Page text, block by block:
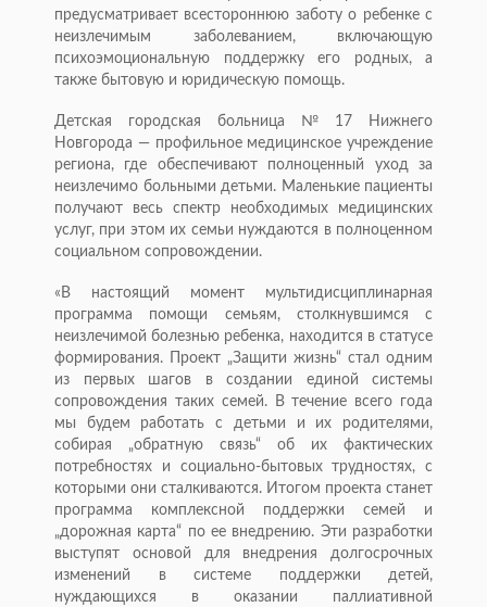
предусматривает всестороннюю заботу о ребенке с
неизлечимым заболеванием, включающую
психоэмоциональную поддержку его родных, а
также бытовую и юридическую помощь.
Детская городская больница № 17 Нижнего
Новгорода — профильное медицинское учреждение
региона, где обеспечивают полноценный уход за
неизлечимо больными детьми. Маленькие пациенты
получают весь спектр необходимых медицинских
услуг, при этом их семьи нуждаются в полноценном
социальном сопровождении.
«В настоящий момент мультидисциплинарная
программа помощи семьям, столкнувшимся с
неизлечимой болезнью ребенка, находится в статусе
формирования. Проект „Защити жизнь“ стал одним
из первых шагов в создании единой системы
сопровождения таких семей. В течение всего года
мы будем работать с детьми и их родителями,
собирая „обратную связь“ об их фактических
потребностях и социально-бытовых трудностях, с
которыми они сталкиваются. Итогом проекта станет
программа комплексной поддержки семей и
„дорожная карта“ по ее внедрению. Эти разработки
выступят основой для внедрения долгосрочных
изменений в системе поддержки детей,
нуждающихся в оказании паллиативной